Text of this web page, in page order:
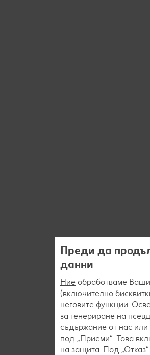
Преди да
данни
Ние обработваме
(включително
неговите функции.
за генериране на
съдържание от нас или
под „Приеми“. Това
на защита. Под